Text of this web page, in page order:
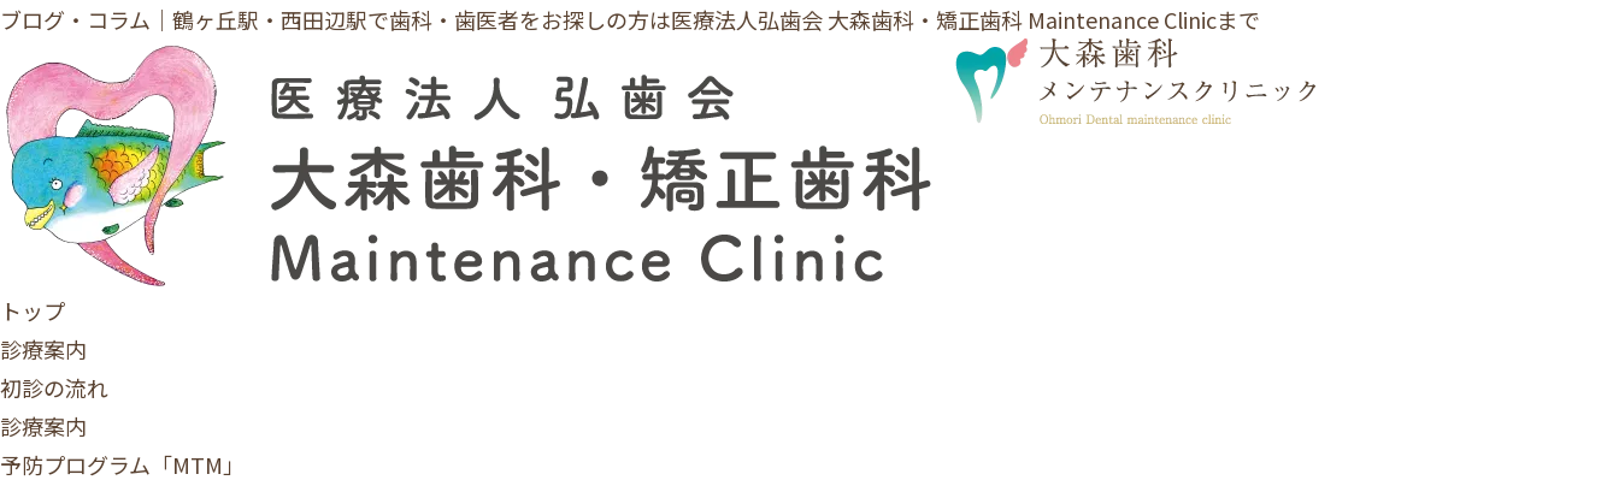
ブログ・コラム｜鶴ヶ丘駅・西田辺駅で歯科・歯医者をお探しの方は医療法人弘歯会 大森歯科・矯正歯科 Maintenance Clinicまで
トップ
診療案内
初診の流れ
診療案内
予防プログラム「MTM」